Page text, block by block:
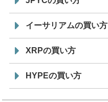
イーサリアムの買い方
XRPの買い方
HYPEの買い方